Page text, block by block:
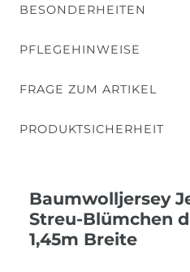
BESONDERHEITEN
PFLEGEHINWEISE
FRAGE ZUM ARTIKEL
PRODUKTSICHERHEIT
Baumwolljersey
Streu-Blümchen
1,45m Breite